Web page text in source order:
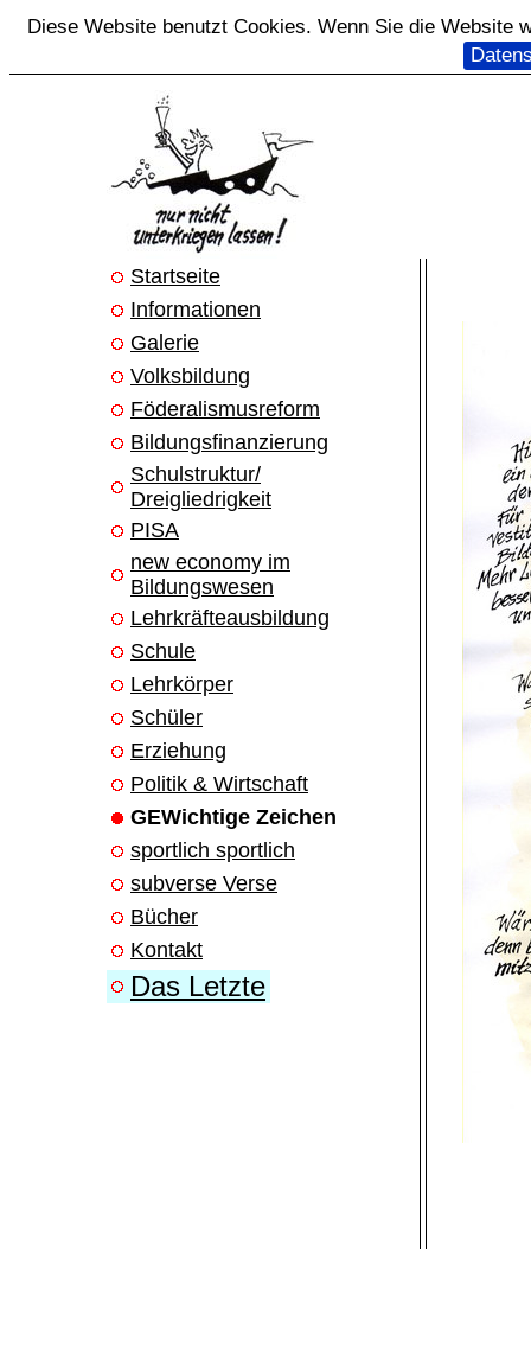
Diese Website benutzt Cookies. Wenn Sie die Website
Startseite
Informationen
Galerie
Volksbildung
Föderalismusreform
Bildungsfinanzierung
Schulstruktur/
Dreigliedrigkeit
PISA
new economy im
Bildungswesen
Lehrkräfteausbildung
Schule
Lehrkörper
Schüler
Erziehung
Politik & Wirtschaft
GEWichtige Zeichen
sportlich sportlich
subverse Verse
Bücher
Kontakt
Das Letzte